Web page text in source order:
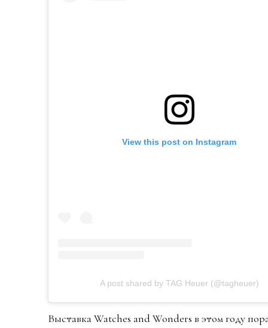
View this post on Instagram
A post shared by TAG Heuer (@tagheuer)
Выставка Watches and Wonders в этом году